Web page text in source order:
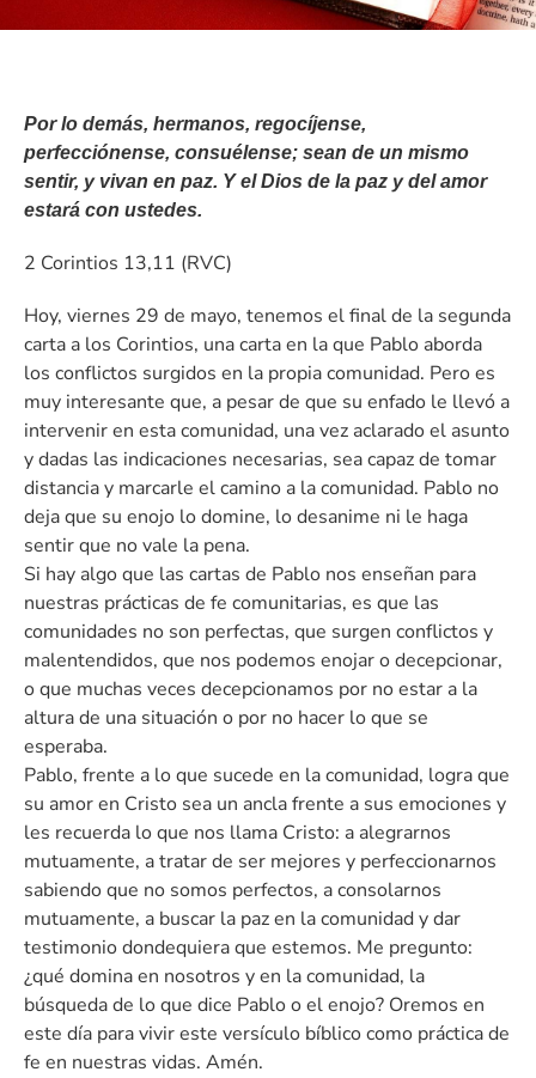
Por lo demás, hermanos, regocíjense,
perfecciónense, consuélense; sean de un mismo
sentir, y vivan en paz. Y el Dios de la paz y del amor
estará con ustedes.
2 Corintios 13,11 (RVC)
Hoy, viernes 29 de mayo, tenemos el final de la segunda
carta a los Corintios, una carta en la que Pablo aborda
los conflictos surgidos en la propia comunidad. Pero es
muy interesante que, a pesar de que su enfado le llevó a
intervenir en esta comunidad, una vez aclarado el asunto
y dadas las indicaciones necesarias, sea capaz de tomar
distancia y marcarle el camino a la comunidad. Pablo no
deja que su enojo lo domine, lo desanime ni le haga
sentir que no vale la pena.
Si hay algo que las cartas de Pablo nos enseñan para
nuestras prácticas de fe comunitarias, es que las
comunidades no son perfectas, que surgen conflictos y
malentendidos, que nos podemos enojar o decepcionar,
o que muchas veces decepcionamos por no estar a la
altura de una situación o por no hacer lo que se
esperaba.
Pablo, frente a lo que sucede en la comunidad, logra que
su amor en Cristo sea un ancla frente a sus emociones y
les recuerda lo que nos llama Cristo: a alegrarnos
mutuamente, a tratar de ser mejores y perfeccionarnos
sabiendo que no somos perfectos, a consolarnos
mutuamente, a buscar la paz en la comunidad y dar
testimonio dondequiera que estemos. Me pregunto:
¿qué domina en nosotros y en la comunidad, la
búsqueda de lo que dice Pablo o el enojo? Oremos en
este día para vivir este versículo bíblico como práctica de
fe en nuestras vidas. Amén.